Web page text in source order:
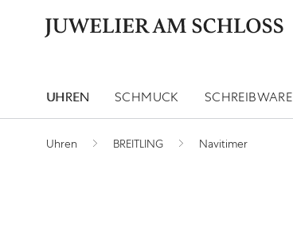
UHREN SCHMUCK SCHREIBWARE
Uhren BREITLING Navitimer